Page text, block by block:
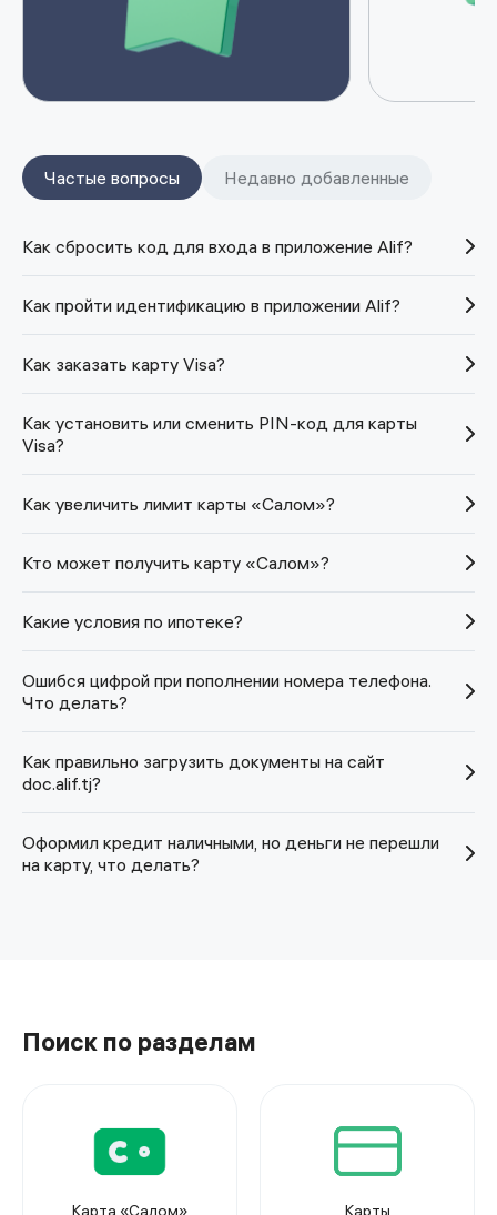
Частые вопросы Недавно добавленные
Как сбросить код для входа в приложение Alif?
Как пройти идентификацию в приложении Alif?
Как заказать карту Visa?
Как установить или сменить PIN-код для карты
Visa?
Как увеличить лимит карты «Салом»?
Кто может получить карту «Салом»?
Какие условия по ипотеке?
Ошибся цифрой при пополнении номера телефона.
Что делать?
Как правильно загрузить документы на сайт
doc.alif.tj?
Оформил кредит наличными, но деньги не перешли
на карту, что делать?
Поиск по разделам
Карта «Салом» Карты